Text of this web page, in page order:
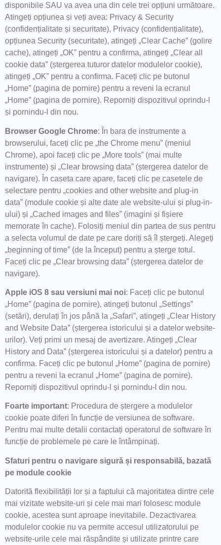
disponibile SAU va avea una din cele trei opțiuni următoare.
Atingeți opțiunea și veți avea: Privacy & Security
(confidențialitate și securitate), Privacy (confidențialitate),
opțiunea Security (securitate), atingeți „Clear Cache” (golire
cache), atingeți „OK” pentru a confirma, atingeți „Clear all
cookie data” (ștergerea tuturor datelor modulelor cookie),
atingeți „OK” pentru a confirma. Faceți clic pe butonul
„Home” (pagina de pornire) pentru a reveni la ecranul
„Home” (pagina de pornire). Reporniți dispozitivul oprindu-l
și pornindu-l din nou.
Browser Google Chrome: În bara de instrumente a
browserului, faceți clic pe „the Chrome menu” (meniul
Chrome), apoi faceți clic pe „More tools” (mai multe
instrumente) și „Clear browsing data” (ștergerea datelor de
navigare). În caseta care apare, faceți clic pe casetele de
selectare pentru „cookies and other website and plug-in
data” (module cookie și alte date ale website-ului și plug-in-
ului) și „Cached images and files” (imagini și fișiere
memorate în cache). Folosiți meniul din partea de sus pentru
a selecta volumul de date pe care doriți să îl ștergeți. Alegeți
„beginning of time” (de la început) pentru a șterge totul.
Faceți clic pe „Clear browsing data” (ștergerea datelor de
navigare).
Apple iOS 8 sau versiuni mai noi: Faceți clic pe butonul
„Home” (pagina de pornire), atingeți butonul „Settings”
(setări), derulați în jos până la „Safari”, atingeți „Clear History
and Website Data” (ștergerea istoricului și a datelor website-
urilor). Veți primi un mesaj de avertizare. Atingeți „Clear
History and Data” (ștergerea istoricului și a datelor) pentru a
confirma. Faceți clic pe butonul „Home” (pagina de pornire)
pentru a reveni la ecranul „Home” (pagina de pornire).
Reporniți dispozitivul oprindu-l și pornindu-l din nou.
Foarte important: Procedura de ștergere a modulelor
cookie poate diferi în funcție de versiunea de software.
Pentru mai multe detalii contactați operatorul de software în
funcție de problemele pe care le întâmpinați.
Sfaturi pentru o navigare sigură și responsabilă, bazată
pe module cookie
Datorită flexibilității lor și a faptului că majoritatea dintre cele
mai vizitate website-uri și cele mai mari folosesc module
cookie, acestea sunt aproape inevitabile. Dezactivarea
modulelor cookie nu va permite accesul utilizatorului pe
website-urile cele mai răspândite și utilizate printre care